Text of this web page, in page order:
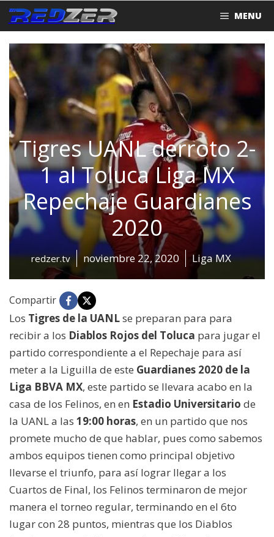
Saltar
al
contenido
MENU
Tigres UANL derroto 2-
1 al Toluca Liga MX
Repechaje Guardianes
2020
redzer.tv noviembre 22, 2020 Liga MX
Compartir
Los Tigres de la UANLse preparan para para
recibir a los Diablos Rojos del Toluca para jugar el
partido correspondiente a el Repechaje para así
meter a la Liguilla de este Guardianes 2020 de la
Liga BBVA MX, este partido se llevara acabo en la
casa de los Felinos, en en Estadio Universitario de
la UANL a las 19:00 horas, en un partido que nos
promete mucho de que hablar, pues como sabemos
ambos equipos tienen como principal objetivo
llevarse el triunfo, para así lograr llegar a los
Cuartos de Final, los Felinos terminaron de mejor
manera el torneo regular, terminando en el 6to
lugar con 28 puntos, mientras que los Diablos